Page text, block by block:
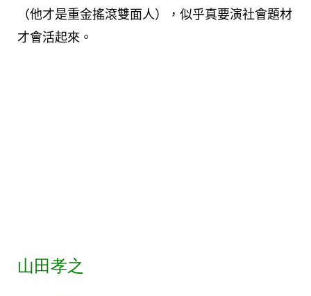
（他才是重金搖滾雙面人），似乎真要演社會題材
才會活起來。
山田孝之